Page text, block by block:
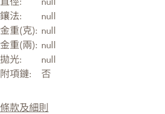
鑲法:
null
金重(克): null
金重(兩): null
拋光:
null
附項鏈:
否
條款及細則